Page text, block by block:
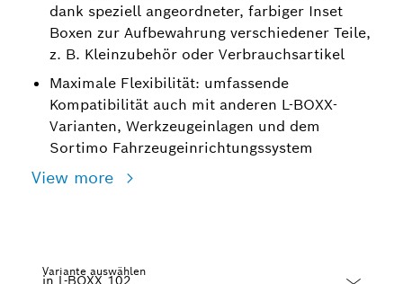
dank speziell angeordneter, farbiger Inset
Boxen zur Aufbewahrung verschiedener Teile,
z. B. Kleinzubehör oder Verbrauchsartikel
Maximale Flexibilität: umfassende
Kompatibilität auch mit anderen L-BOXX-
Varianten, Werkzeugeinlagen und dem
Sortimo Fahrzeugeinrichtungssystem
View more
Variante auswählen